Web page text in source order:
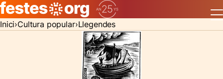
Inici Cultura popular Llegendes